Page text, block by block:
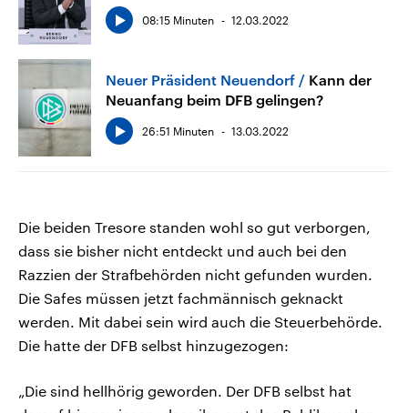
08:15 Minuten 12.03.2022
Neuer Präsident Neuendorf
Kann der
Neuanfang beim DFB gelingen?
26:51 Minuten 13.03.2022
Die beiden Tresore standen wohl so gut verborgen,
dass sie bisher nicht entdeckt und auch bei den
Razzien der Strafbehörden nicht gefunden wurden.
Die Safes müssen jetzt fachmännisch geknackt
werden. Mit dabei sein wird auch die Steuerbehörde.
Die hatte der DFB selbst hinzugezogen:
„Die sind hellhörig geworden. Der DFB selbst hat